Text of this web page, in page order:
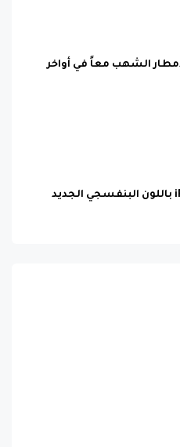
الشهب معاً في أواخر
صورة مسربة تكشف iPhone 17 باللون البنفسجي الجديد